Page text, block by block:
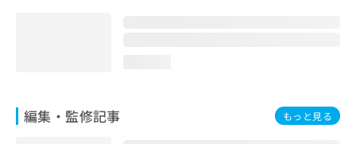
編集・監修記事 もっと見る